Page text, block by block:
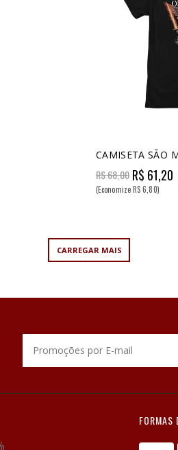
CAMISETA SÃO
R$ 68,00 R$ 61,20
(Economize R$ 6,80)
CARREGAR MAIS
FORMAS